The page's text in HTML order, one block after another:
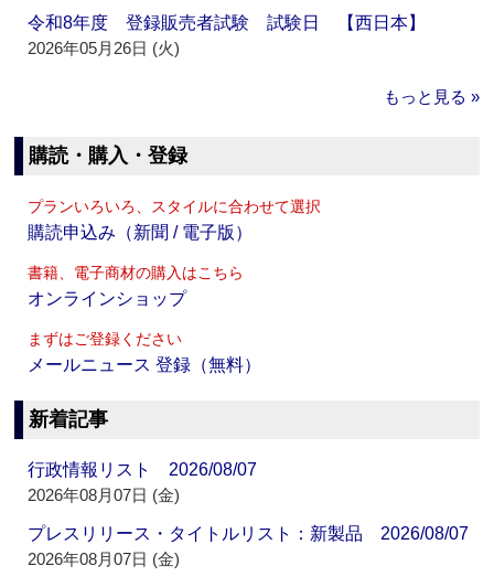
令和8年度 登録販売者試験 試験日 【西日本】
2026年05月26日 (火)
もっと見る »
購読・購入・登録
プランいろいろ、スタイルに合わせて選択
購読申込み（新聞 / 電子版）
書籍、電子商材の購入はこちら
オンラインショップ
まずはご登録ください
メールニュース 登録（無料）
新着記事
行政情報リスト 2026/08/07
2026年08月07日 (金)
プレスリリース・タイトルリスト：新製品 2026/08/07
2026年08月07日 (金)